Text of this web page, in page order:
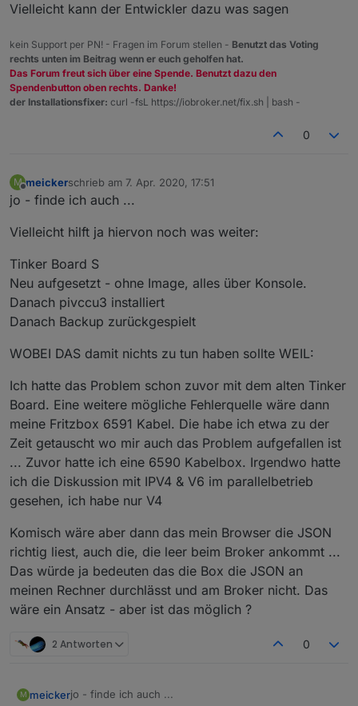
Vielleicht kann der Entwickler dazu was sagen
kein Support per PN! - Fragen im Forum stellen - Benutzt das Voting
rechts unten im Beitrag wenn er euch geholfen hat.
Das Forum freut sich über eine Spende. Benutzt dazu den
Spendenbutton oben rechts. Danke!
der Installationsfixer: curl -fsL https://iobroker.net/fix.sh | bash -
0
M
Offline
meickerschrieb am 7. Apr. 2020, 17:51
zuletzt editiert von
jo - finde ich auch ...
Vielleicht hilft ja hiervon noch was weiter:
Tinker Board S
Neu aufgesetzt - ohne Image, alles über Konsole.
Danach pivccu3 installiert
Danach Backup zurückgespielt
WOBEI DAS damit nichts zu tun haben sollte WEIL:
Ich hatte das Problem schon zuvor mit dem alten Tinker
Board. Eine weitere mögliche Fehlerquelle wäre dann
meine Fritzbox 6591 Kabel. Die habe ich etwa zu der
Zeit getauscht wo mir auch das Problem aufgefallen ist
... Zuvor hatte ich eine 6590 Kabelbox. Irgendwo hatte
ich die Diskussion mit IPV4 & V6 im parallelbetrieb
gesehen, ich habe nur V4
Komisch wäre aber dann das mein Browser die JSON
richtig liest, auch die, die leer beim Broker ankommt ...
Das würde ja bedeuten das die Box die JSON an
meinen Rechner durchlässt und am Broker nicht. Das
wäre ein Ansatz - aber ist das möglich ?
2 Antworten 0
M meickerjo - finde ich auch ...